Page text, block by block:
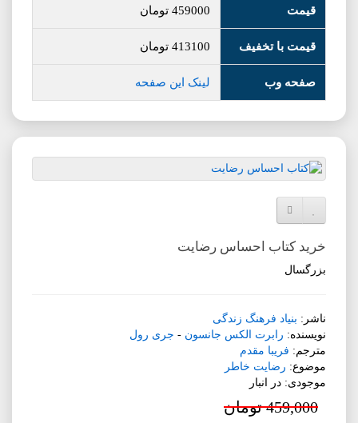
قیمت 459000 تومان
قیمت با تخفیف 413100 تومان
صفحه وب لینک این صفحه
افزودن به لیست دلخواه
خرید کتاب احساس رضایت
بزرگسال
ناشر: بنیاد فرهنگ زندگی
نویسنده: رابرت الکس جانسون - جری رول
مترجم: فریبا مقدم
موضوع: رضایت خاطر
موجودی: در انبار
459,000 تومان